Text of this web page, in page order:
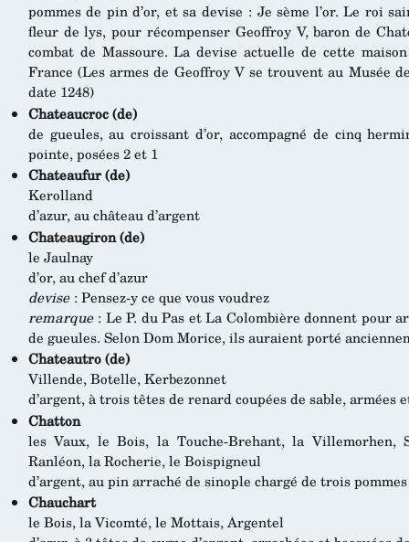
pommes de pin d’or, et sa devise : Je sème l’or. Le roi
fleur de lys, pour récompenser Geoffroy V, baron de
combat de Massoure. La devise actuelle de cette
France (Les armes de Geoffroy V se trouvent au Musée
date 1248)
Chateaucroc (de)
de gueules, au croissant d’or, accompagné de cinq
pointe, posées 2 et 1
Chateaufur (de)
Kerolland
d’azur, au château d’argent
Chateaugiron (de)
le Jaulnay
d’or, au chef d’azur
devise: Pensez-y ce que vous voudrez
remarque: Le P. du Pas et La Colombière donnent pour
de gueules. Selon Dom Morice, ils auraient porté
Chateautro (de)
Villende, Botelle, Kerbezonnet
d’argent, à trois têtes de renard coupées de sable, armées
Chatton
les Vaux, le Bois, la Touche-Brehant, la Villemorhen,
Ranléon, la Rocherie, le Boispigneul
d’argent, au pin arraché de sinople chargé de trois pommes
Chauchart
le Bois, la Vicomté, le Mottais, Argentel